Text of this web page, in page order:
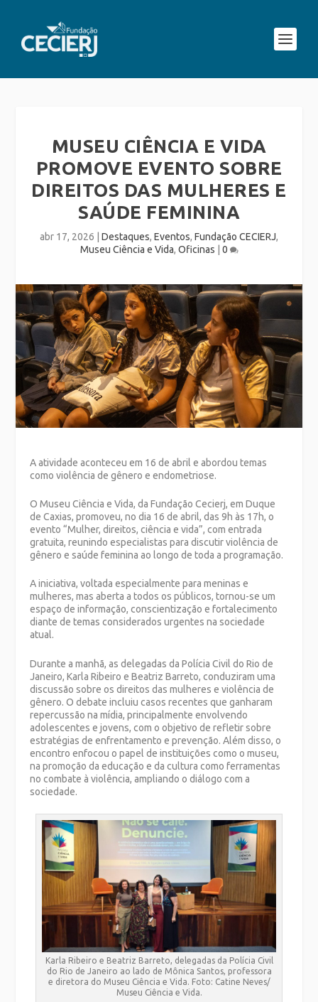
MUSEU CIÊNCIA E VIDA
PROMOVE EVENTO SOBRE
DIREITOS DAS MULHERES E
SAÚDE FEMININA
abr 17, 2026 Destaques, Eventos, Fundação CECIERJ,
Museu Ciência e Vida, Oficinas 0
A atividade aconteceu em 16 de abril e abordou temas
como violência de gênero e endometriose.
O Museu Ciência e Vida, da Fundação Cecierj, em Duque
de Caxias, promoveu, no dia 16 de abril, das 9h às 17h, o
evento “Mulher, direitos, ciência e vida”, com entrada
gratuita, reunindo especialistas para discutir violência de
gênero e saúde feminina ao longo de toda a programação.
A iniciativa, voltada especialmente para meninas e
mulheres, mas aberta a todos os públicos, tornou-se um
espaço de informação, conscientização e fortalecimento
diante de temas considerados urgentes na sociedade
atual.
Durante a manhã, as delegadas da Polícia Civil do Rio de
Janeiro, Karla Ribeiro e Beatriz Barreto, conduziram uma
discussão sobre os direitos das mulheres e violência de
gênero. O debate incluiu casos recentes que ganharam
repercussão na mídia, principalmente envolvendo
adolescentes e jovens, com o objetivo de refletir sobre
estratégias de enfrentamento e prevenção. Além disso, o
encontro enfocou o papel de instituições como o museu,
na promoção da educação e da cultura como ferramentas
no combate à violência, ampliando o diálogo com a
sociedade.
Karla Ribeiro e Beatriz Barreto, delegadas da Polícia Civil
do Rio de Janeiro ao lado de Mônica Santos, professora
e diretora do Museu Ciência e Vida. Foto: Catine Neves/
Museu Ciência e Vida.